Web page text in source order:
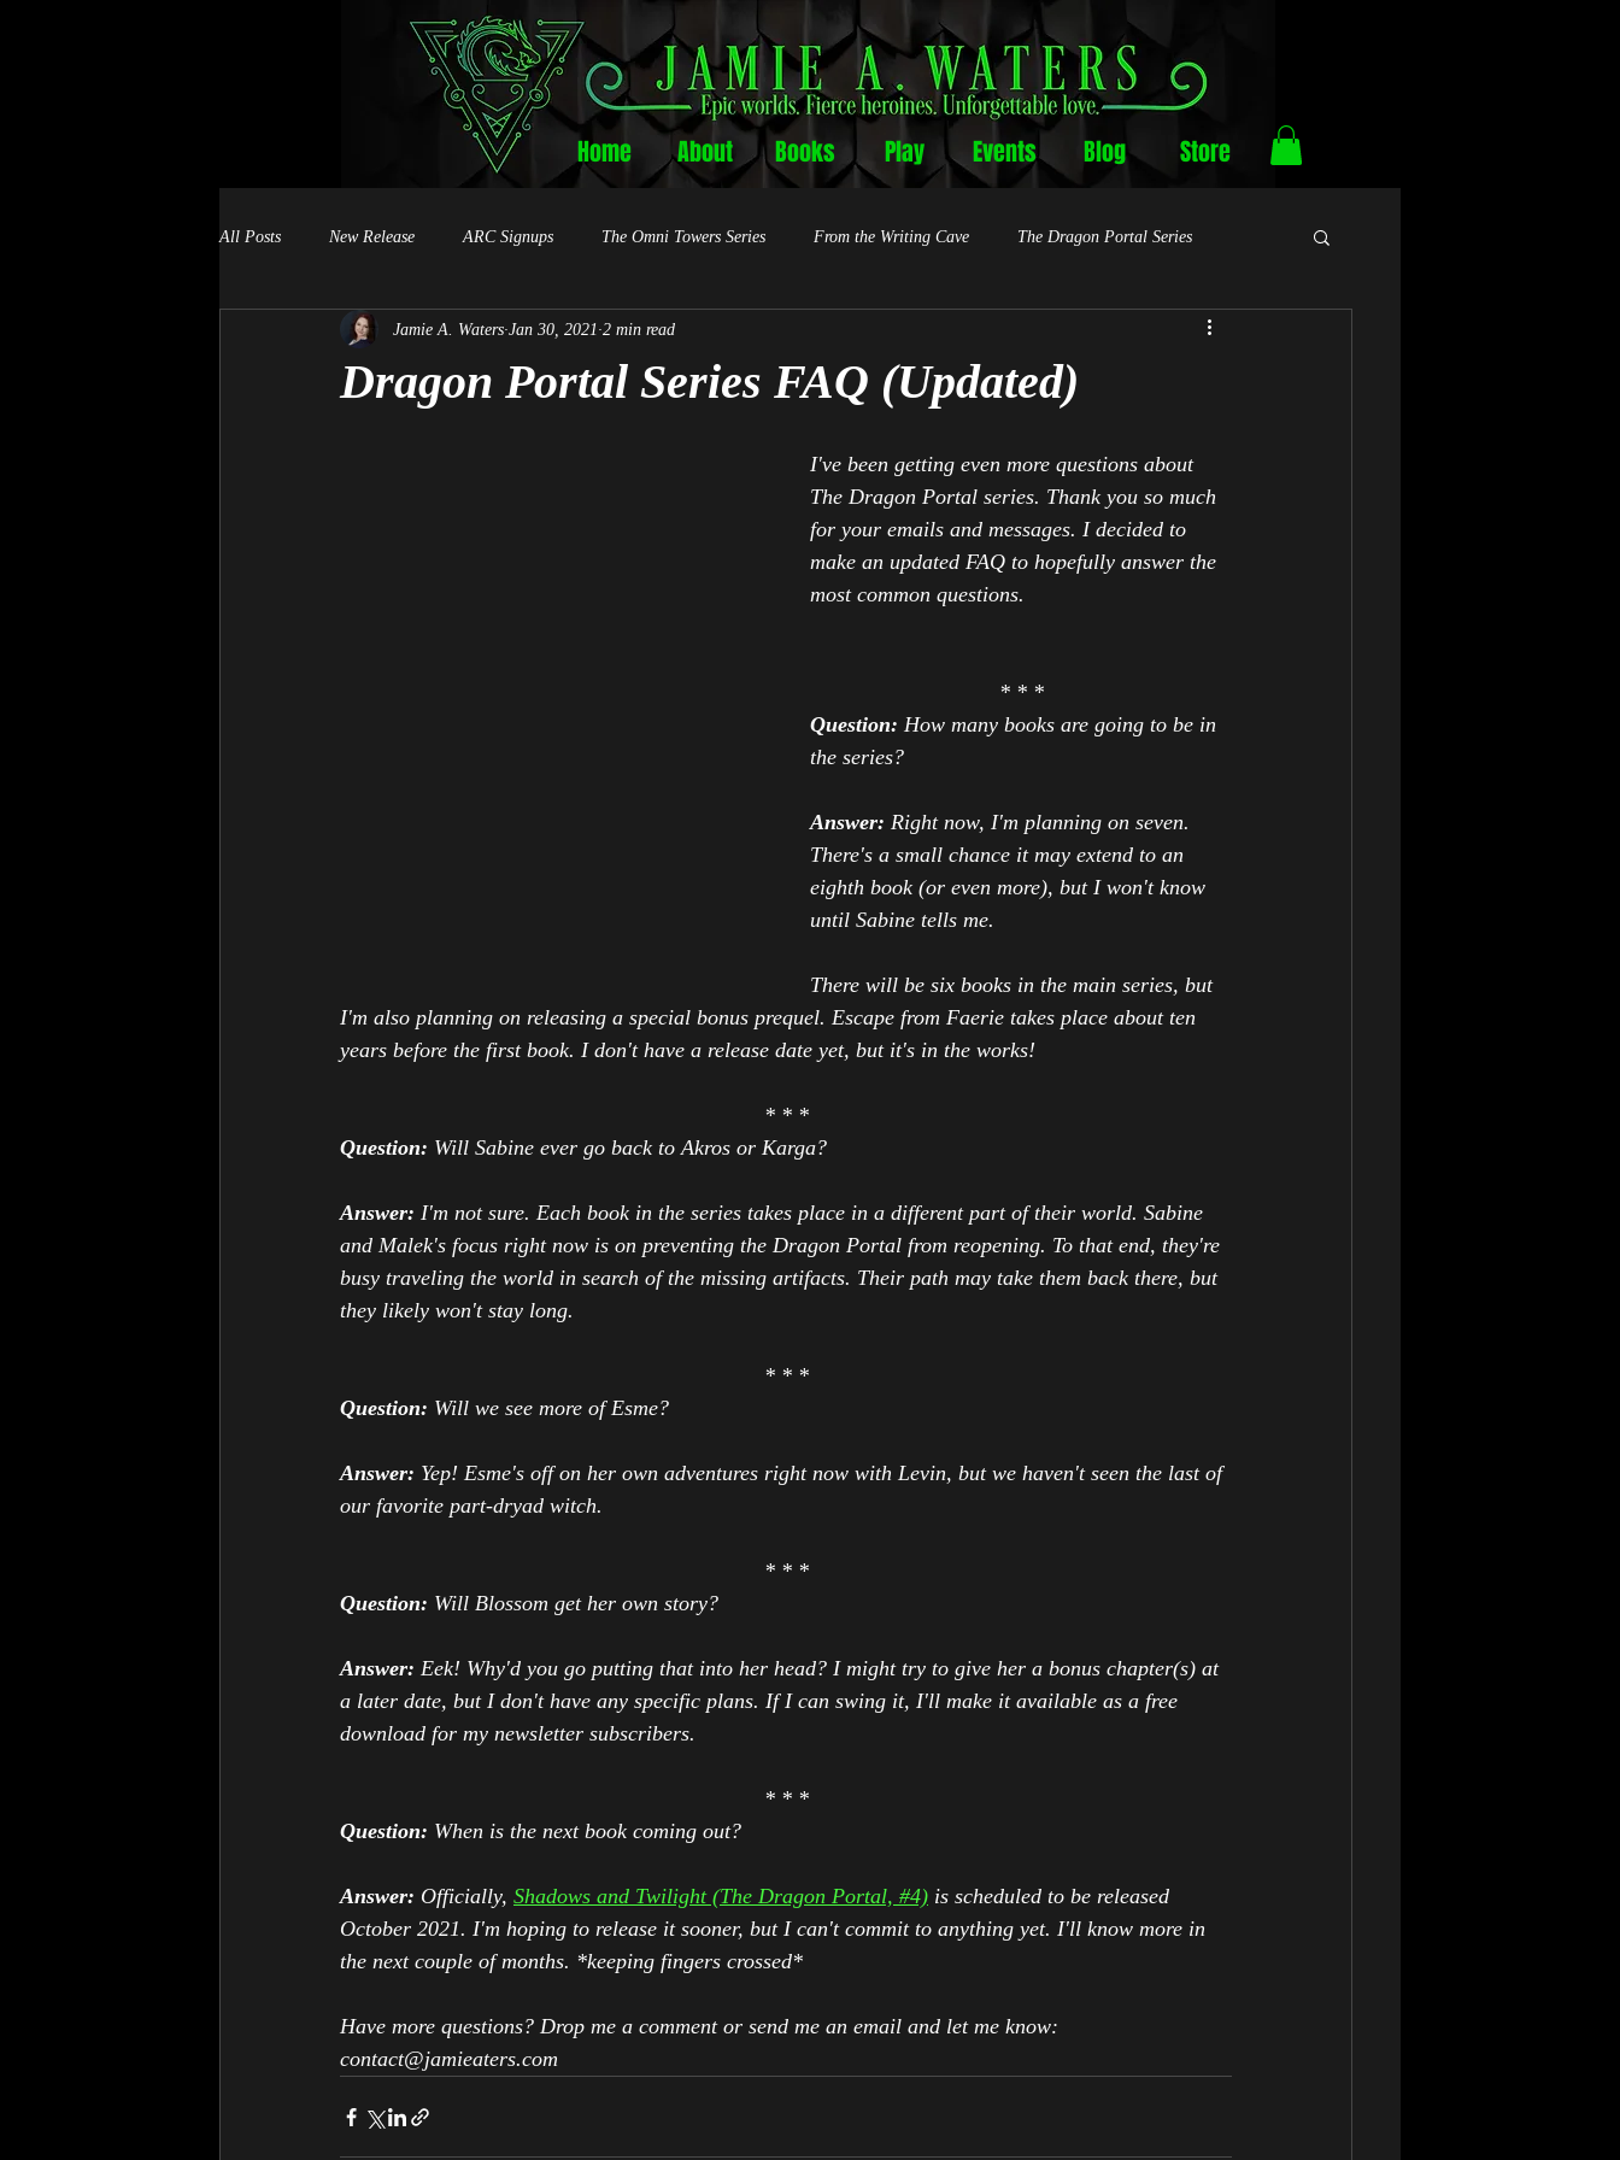
Home About Books Play Events Blog Store
All Posts New Release ARC Signups The Omni Towers Series From the Writing Cave The Dragon Portal Series
Book Signings
Dragon Portal Series FAQ (Updated)
Jamie A. Waters Jan 30, 2021 2 min read
I've been getting even more questions about
The Dragon Portal series. Thank you so much
for your emails and messages. I decided to
make an updated FAQ to hopefully answer the
most common questions.
* * *
Question: How many books are going to be in
the series?
Answer: Right now, I'm planning on seven.
There's a small chance it may extend to an
eighth book (or even more), but I won't know
until Sabine tells me.
There will be six books in the main series, but
I'm also planning on releasing a special bonus prequel. Escape from Faerie takes place about ten
years before the first book. I don't have a release date yet, but it's in the works!
* * *
Question: Will Sabine ever go back to Akros or Karga?
Answer: I'm not sure. Each book in the series takes place in a different part of their world. Sabine
and Malek's focus right now is on preventing the Dragon Portal from reopening. To that end, they're
busy traveling the world in search of the missing artifacts. Their path may take them back there, but
they likely won't stay long.
* * *
Question: Will we see more of Esme?
Answer: Yep! Esme's off on her own adventures right now with Levin, but we haven't seen the last of
our favorite part-dryad witch.
* * *
Question: Will Blossom get her own story?
Answer: Eek! Why'd you go putting that into her head? I might try to give her a bonus chapter(s) at
a later date, but I don't have any specific plans. If I can swing it, I'll make it available as a free
download for my newsletter subscribers.
* * *
Question: When is the next book coming out?
Answer: Officially, Shadows and Twilight (The Dragon Portal, #4) is scheduled to be released
October 2021. I'm hoping to release it sooner, but I can't commit to anything yet. I'll know more in
the next couple of months. *keeping fingers crossed*
Have more questions? Drop me a comment or send me an email and let me know:
contact@jamieaters.com